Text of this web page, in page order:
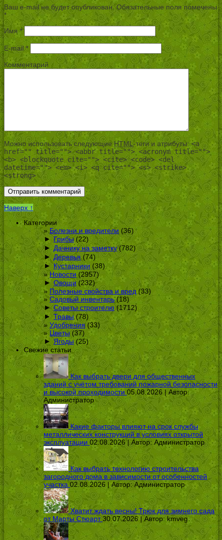
Ваш e-mail не будет опубликован.Обязательные поля помечены
*
Имя *
E-mail*
Комментарий
Можно использовать следующие HTML-теги и атрибуты:<a
href="" title=""> <abbr title=""> <acronym title="">
<b> <blockquote cite=""> <cite> <code> <del
datetime=""> <em> <i> <q cite=""> <s> <strike>
<strong>
Наверх ↑
Категории
Болезни и вредители (36)
► Грибы(22)
► Дачнику на заметку(782)
► Деревья(74)
► Кустарники (38)
Новости(2957)
► Овощи(232)
Полезные свойства и вред(33)
Садовый инвентарь(18)
► Советы строителю(1712)
► Травы(78)
Удобрения(33)
Цветы(37)
► Ягоды(25)
Свежие статьи
Как выбрать двери для общественных
зданий с учётом требований пожарной безопасности
и высокой проходимости 05.08.2026 | Автор:
Администратор
Какие факторы влияют на срок службы
металлических конструкций в условиях открытой
эксплуатации 02.08.2026 | Автор: Администратор
Как выбрать технологию строительства
загородного дома в зависимости от особенностей
участка 02.08.2026 | Автор:Администратор
Хватит ждать весны! Трюк для зимнего сада
от Марты Стюарт 30.07.2026 | Автор: kmveg